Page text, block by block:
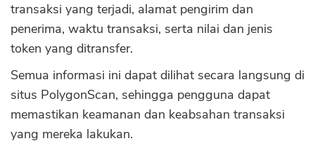
transaksi yang terjadi, alamat pengirim dan
penerima, waktu transaksi, serta nilai dan jenis
token yang ditransfer.
Semua informasi ini dapat dilihat secara langsung di
situs PolygonScan, sehingga pengguna dapat
memastikan keamanan dan keabsahan transaksi
yang mereka lakukan.